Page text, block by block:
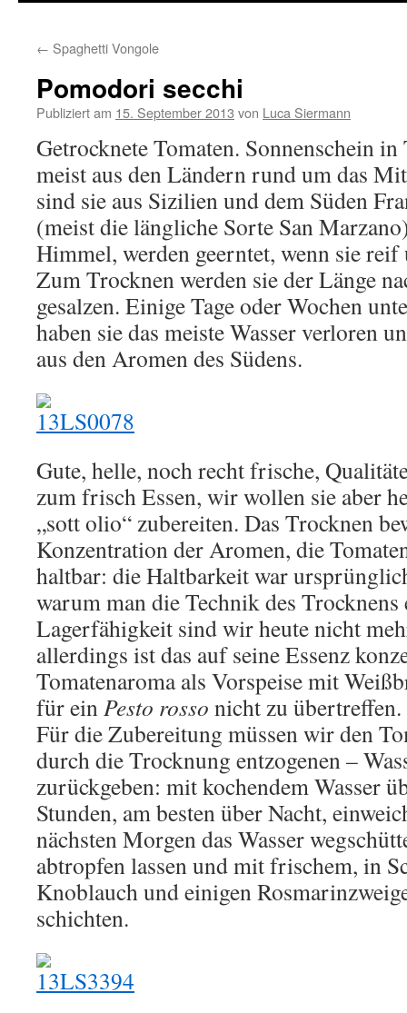
← Spaghetti Vongole
Pomodori secchi
Publiziert am 15. September 2013 von Luca Siermann
Getrocknete Tomaten. Sonnenschein
meist aus den Ländern rund um das
sind sie aus Sizilien und dem Süden
(meist die längliche Sorte San
Himmel, werden geerntet, wenn sie
Zum Trocknen werden sie der Länge
gesalzen. Einige Tage oder Wochen
haben sie das meiste Wasser verloren
aus den Aromen des Südens.
Gute, helle, noch recht frische,
zum frisch Essen, wir wollen sie aber
„sott olio“ zubereiten. Das Trocknen
Konzentration der Aromen, die
haltbar: die Haltbarkeit war
warum man die Technik des
Lagerfähigkeit sind wir heute nicht
allerdings ist das auf seine Essenz
Tomatenaroma als Vorspeise mit
für einPesto rosso nicht zu übertreffen.
Für die Zubereitung müssen wir den
durch die Trocknung entzogenen –
zurückgeben: mit kochendem Wasser
Stunden, am besten über Nacht,
nächsten Morgen das Wasser
abtropfen lassen und mit frischem, in
Knoblauch und einigen
schichten.